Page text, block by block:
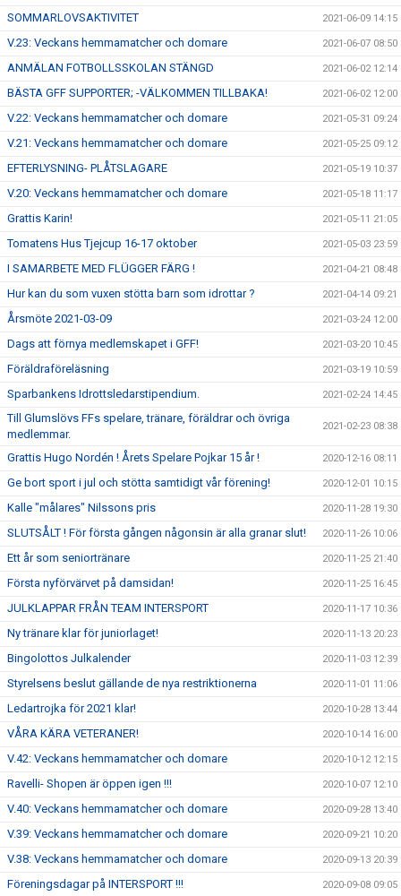
SOMMARLOVSAKTIVITET 2021-06-09 14:15
V.23: Veckans hemmamatcher och domare 2021-06-07 08:50
ANMÄLAN FOTBOLLSSKOLAN STÄNGD 2021-06-02 12:14
BÄSTA GFF SUPPORTER; -VÄLKOMMEN TILLBAKA! 2021-06-02 12:00
V.22: Veckans hemmamatcher och domare 2021-05-31 09:24
V.21: Veckans hemmamatcher och domare 2021-05-25 09:12
EFTERLYSNING- PLÅTSLAGARE 2021-05-19 10:37
V.20: Veckans hemmamatcher och domare 2021-05-18 11:17
Grattis Karin! 2021-05-11 21:05
Tomatens Hus Tjejcup 16-17 oktober 2021-05-03 23:59
I SAMARBETE MED FLÜGGER FÄRG ! 2021-04-21 08:48
Hur kan du som vuxen stötta barn som idrottar ? 2021-04-14 09:21
Årsmöte 2021-03-09 2021-03-24 12:00
Dags att förnya medlemskapet i GFF! 2021-03-20 10:45
Föräldraföreläsning 2021-03-19 10:59
Sparbankens Idrottsledarstipendium. 2021-02-24 14:45
Till Glumslövs FFs spelare, tränare, föräldrar och övriga
medlemmar.
2021-02-23 08:38
Grattis Hugo Nordén ! Årets Spelare Pojkar 15 år ! 2020-12-16 08:11
Ge bort sport i jul och stötta samtidigt vår förening! 2020-12-01 10:15
Kalle "målares" Nilssons pris 2020-11-28 19:30
SLUTSÅLT ! För första gången någonsin är alla granar slut! 2020-11-26 10:06
Ett år som seniortränare 2020-11-25 21:40
Första nyförvärvet på damsidan! 2020-11-25 16:45
JULKLAPPAR FRÅN TEAM INTERSPORT 2020-11-17 10:36
Ny tränare klar för juniorlaget! 2020-11-13 20:23
Bingolottos Julkalender 2020-11-03 12:39
Styrelsens beslut gällande de nya restriktionerna 2020-11-01 11:06
Ledartrojka för 2021 klar! 2020-10-28 13:44
VÅRA KÄRA VETERANER! 2020-10-14 16:00
V.42: Veckans hemmamatcher och domare 2020-10-12 12:15
Ravelli- Shopen är öppen igen !!! 2020-10-07 12:10
V.40: Veckans hemmamatcher och domare 2020-09-28 13:40
V.39: Veckans hemmamatcher och domare 2020-09-21 10:20
V.38: Veckans hemmamatcher och domare 2020-09-13 20:39
Föreningsdagar på INTERSPORT !!! 2020-09-08 09:05